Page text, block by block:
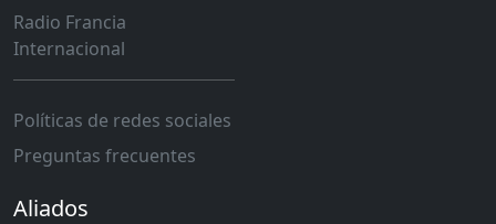
Radio Francia
Internacional
Políticas de redes sociales
Preguntas frecuentes
Aliados